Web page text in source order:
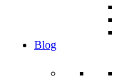
Blog